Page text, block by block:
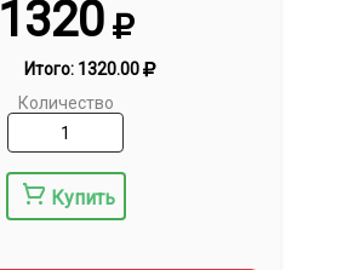
1320
Итого: 1320.00
Количество
Купить